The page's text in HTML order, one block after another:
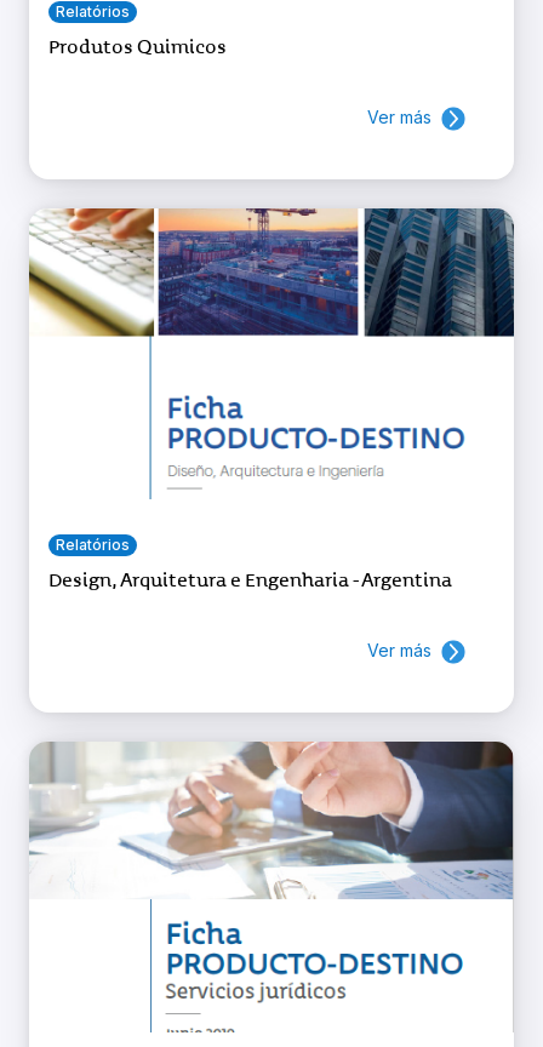
Relatórios
Produtos Quimicos
Ver más
Relatórios
Design, Arquitetura e Engenharia - Argentina
Ver más